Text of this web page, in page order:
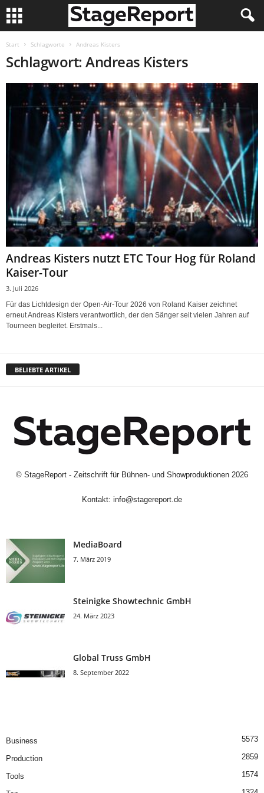
Start Schlagworte Andreas Kisters
Schlagwort: Andreas Kisters
Andreas Kisters nutzt ETC Tour Hog für Roland
Kaiser-Tour
3. Juli 2026
Für das Lichtdesign der Open-Air-Tour 2026 von Roland Kaiser zeichnet
erneut Andreas Kisters verantwortlich, der den Sänger seit vielen Jahren auf
Tourneen begleitet. Erstmals...
BELIEBTE ARTIKEL
© StageReport - Zeitschrift für Bühnen- und Showproduktionen 2026
Kontakt: info@stagereport.de
MediaBoard
7. März 2019
Steinigke Showtechnic GmbH
24. März 2023
Global Truss GmbH
8. September 2022
Business 5573
Production 2859
Tools 1574